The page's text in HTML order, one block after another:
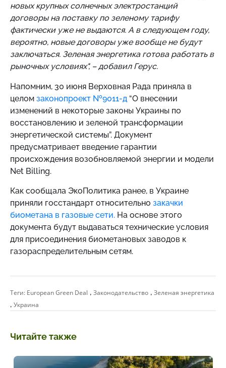
новых крупных солнечных электростанций
договоры на поставку по зеленому тарифу
фактически уже не выдаются. А в следующем году,
вероятно, новые договоры уже вообще не будут
заключаться. Зеленая энергетика готова работать в
рыночных условиях", – добавил Герус.
Напомним, 30 июня Верховная Рада приняла в
целом законопроект №9011-д “О внесении
изменений в некоторые законы Украины по
восстановлению и зеленой трансформации
энергетической системы”. Документ
предусматривает введение гарантии
происхождения возобновляемой энергии и модели
Net Billing.
Как сообщала ЭкоПолитика ранее, в Украине
приняли госстандарт относительно закачки
биометана в газовые сети. На основе этого
документа будут выдаваться технические условия
для присоединения биометановых заводов к
газораспределительным сетям.
Теги: European Green Deal , Законодательство , Зеленая энергетика
, Украина
Читайте также